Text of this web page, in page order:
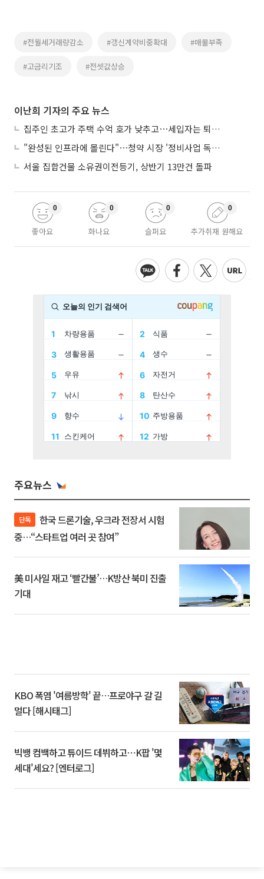
#전월세거래량감소 #갱신계약비중확대 #매물부족
#고금리기조 #전셋값상승
이난희 기자의 주요 뉴스
집주인 초고가 주택 수억 호가 낮추고⋯세입자는 퇴거 위기
"완성된 인프라에 몰린다"⋯청약 시장 '정비사업 독주' 42배 격차
서울 집합건물 소유권이전등기, 상반기 13만건 돌파
좋아요
0
화나요
0
슬퍼요
0
추가취재 원해요
0
주요뉴스
단독
중…“스타트업 여러 곳 참여”
美 미사일 재고 ‘빨간불’…K방산 북미 진출
기대
KBO 폭염 '여름방학' 끝…프로야구 갈 길
멀다 [해시태그]
빅뱅 컴백하고 튜이드 데뷔하고⋯K팝 '몇
세대'세요? [엔터로그]